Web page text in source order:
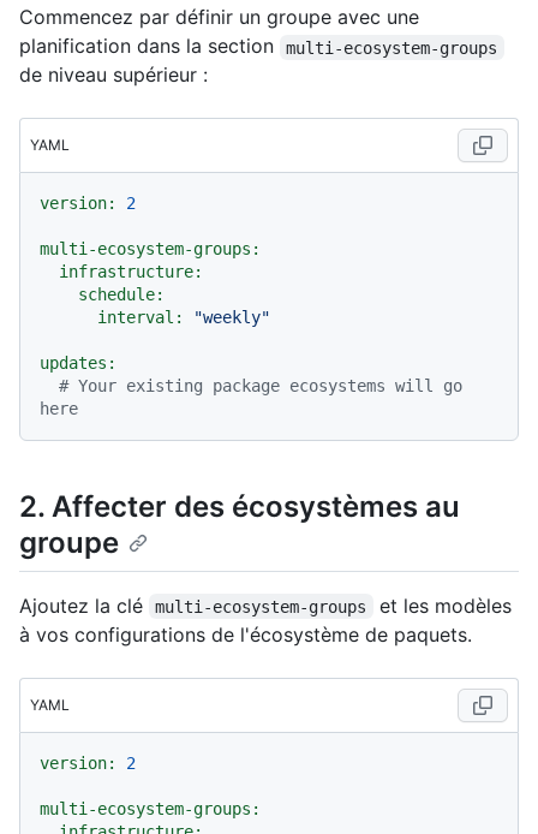
Commencez par définir un groupe avec une
planification dans la section
multi-ecosystem-groups
de niveau supérieur :
YAML
version: 2
multi-ecosystem-groups:
infrastructure:
schedule:
interval:
"weekly"
updates:
# Your existing package ecosystems will go
here
2. Affecter des écosystèmes au
groupe
Ajoutez la clé multi-ecosystem-groups
et les modèles
à vos configurations de l'écosystème de paquets.
YAML
version: 2
multi-ecosystem-groups: